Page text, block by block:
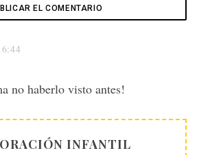
no haberlo visto antes!
INFANTIL